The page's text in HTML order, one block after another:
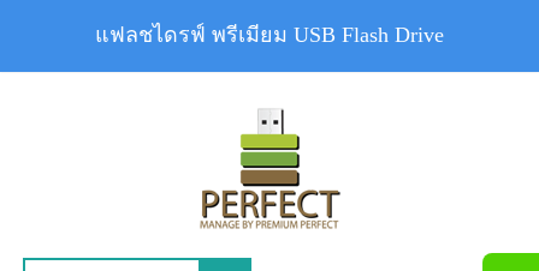
แฟลชไดรฟ์ พรีเมียม USB Flash Drive